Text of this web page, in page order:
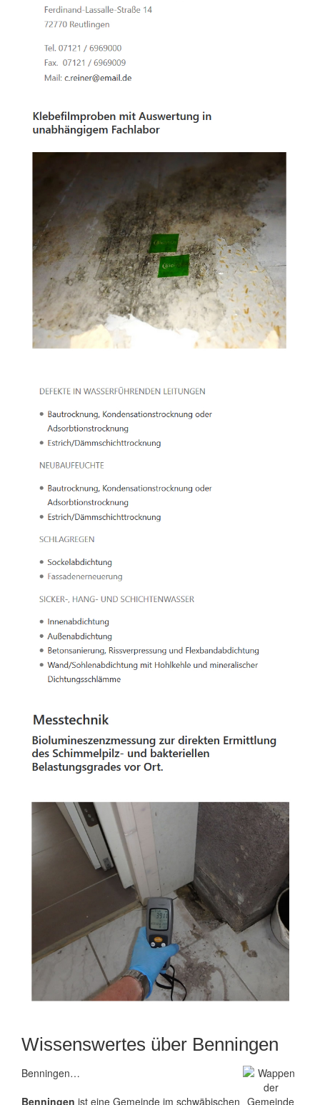
Wissenswertes über Benningen
Benningen…
Benningen ist eine Gemeinde im schwäbischen